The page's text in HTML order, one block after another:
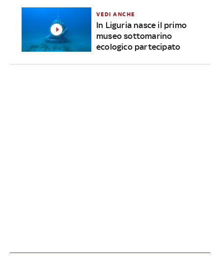
VEDI ANCHE
In Liguria nasce il primo
museo sottomarino
ecologico partecipato